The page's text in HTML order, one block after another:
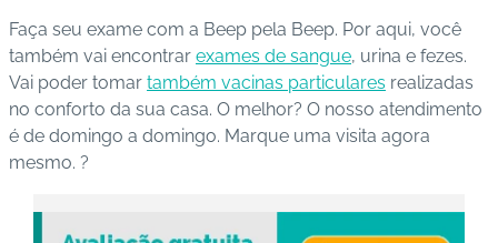
Faça seu exame com a Beep pela Beep. Por aqui, você
também vai encontrar exames de sangue, urina e fezes.
Vai poder tomar também vacinas particulares realizadas
no conforto da sua casa. O melhor? O nosso atendimento
é de domingo a domingo. Marque uma visita agora
mesmo. ?